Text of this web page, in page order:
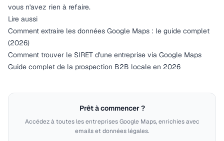
vous n'avez rien à refaire.
Lire aussi
Comment extraire les données Google Maps : le guide complet
(2026)
Comment trouver le SIRET d'une entreprise via Google Maps
Guide complet de la prospection B2B locale en 2026
Prêt à commencer ?
Accédez à toutes les entreprises Google Maps, enrichies avec
emails et données légales.